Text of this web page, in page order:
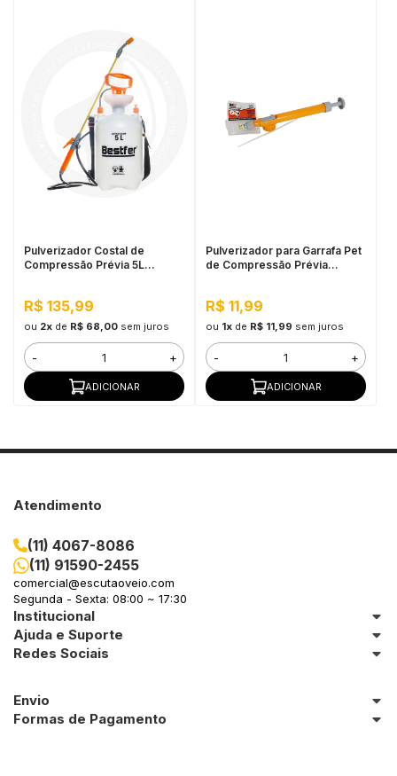
Pulverizador Costal de
Compressão Prévia 5L
R$ 135,99
ou 2xde R$ 68,00 sem juros
- +
ADICIONAR
Pulverizador para Garrafa Pet
de Compressão Prévia
R$ 11,99
ou 1xde R$ 11,99 sem juros
- +
ADICIONAR
Atendimento
(11) 4067-8086
(11) 91590-2455
comercial@escutaoveio.com
Segunda - Sexta: 08:00 ~ 17:30
Institucional
Ajuda e Suporte
Redes Sociais
Envio
Formas de Pagamento